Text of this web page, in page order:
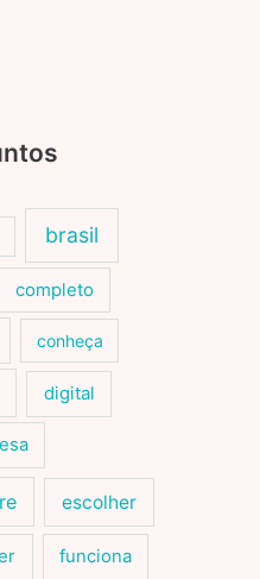
brasil
completo
conheça
digital
escolher
funciona